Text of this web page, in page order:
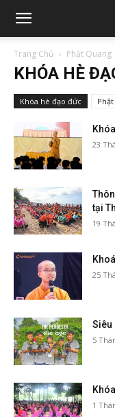
Trang Chủ Phật Quang
KHÓA HÈ
Khóa hè đạo đức
23
tại
19
25
Siêu
5
1